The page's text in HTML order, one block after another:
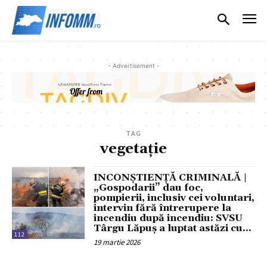
- Advertisement -
TAG
vegetație
112
INCONȘTIENȚĂ CRIMINALĂ |
„Gospodarii” dau foc,
pompierii, inclusiv cei voluntari,
intervin fără întrerupere la
incendiu după incendiu: SVSU
Târgu Lăpuș a luptat astăzi cu...
19 martie 2026